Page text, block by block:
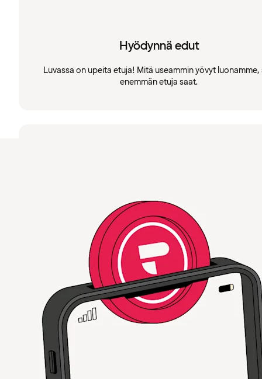
Hyödynnä edut
Luvassa on upeita etuja! Mitä useammin yövyt luonamme,
enemmän etuja saat.